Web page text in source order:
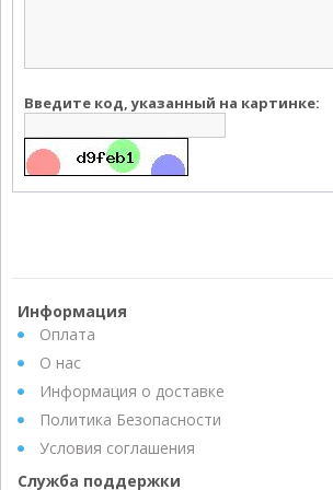
Введите код, указанный на картинке:
Информация
Оплата
О нас
Информация о доставке
Политика Безопасности
Условия соглашения
Служба поддержки